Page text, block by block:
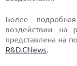
Более
воздействии на
представлена на
R&D.CNews.